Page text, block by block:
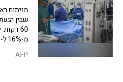
מניתוח
שבין
60
מ-16% ל-48%
AFP